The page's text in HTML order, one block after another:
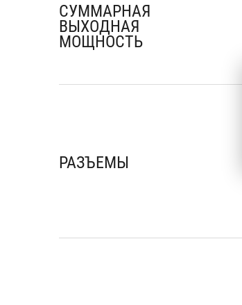
СУММАРНАЯ
ВЫХОДНАЯ
МОЩНОСТЬ
РАЗЪЕМЫ